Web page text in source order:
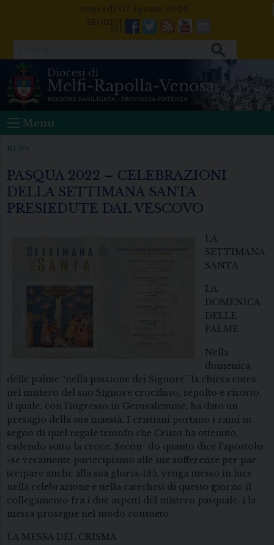
venerdì 07 agosto 2026
Facebook
Twitter
FeedsYoutube
Mail
Menu
NEWS
PASQUA 2022 – CELEBRAZIONI
DELLA SETTIMANA SANTA
PRESIEDUTE DAL VESCOVO
LA
SETTIMANA
SANTA
LA
DOMENICA
DELLE
PALME
Nella
domenica
delle palme “nella passione dei Signore” la chiesa entra
nel mistero del suo Signore crocifisso, sepolto e risorto,
il quale, con l’ingresso in Gerusalemme, ha dato un
presagio della sua maestà. I cristiani portano i rami in
segno di quel regale trionfo che Cristo ha ottenuto,
cadendo sotto la croce. Secon- do quanto dice l’apostolo:
«se veramente partecipiamo alle sue sofferenze per par-
tecipare anche alla sua gloria»135, venga messo in luce
nella celebrazione e nella catechesi di questo giorno il
collegamento fra i due aspetti del mistero pasquale. i la
messa prosegue nel modo consueto.
LA MESSA DEL CRISMA